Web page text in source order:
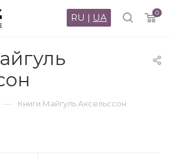
0
RU | UA
— Книги Майгуль Аксельссон